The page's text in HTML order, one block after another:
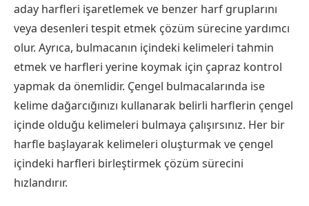
aday harfleri işaretlemek ve benzer harf gruplarını
veya desenleri tespit etmek çözüm sürecine yardımcı
olur. Ayrıca, bulmacanın içindeki kelimeleri tahmin
etmek ve harfleri yerine koymak için çapraz kontrol
yapmak da önemlidir. Çengel bulmacalarında ise
kelime dağarcığınızı kullanarak belirli harflerin çengel
içinde olduğu kelimeleri bulmaya çalışırsınız. Her bir
harfle başlayarak kelimeleri oluşturmak ve çengel
içindeki harfleri birleştirmek çözüm sürecini
hızlandırır.